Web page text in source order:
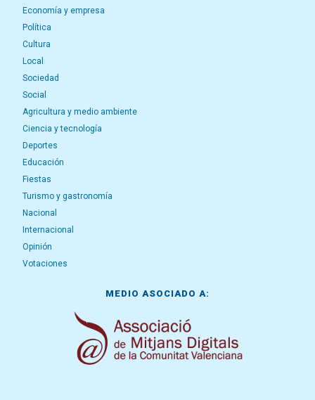
Economía y empresa
Política
Cultura
Local
Sociedad
Social
Agricultura y medio ambiente
Ciencia y tecnología
Deportes
Educación
Fiestas
Turismo y gastronomía
Nacional
Internacional
Opinión
Votaciones
MEDIO ASOCIADO A: